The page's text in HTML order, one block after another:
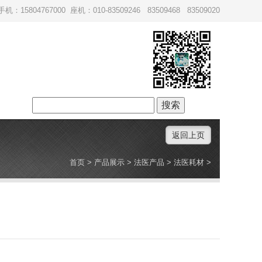
机：15804767000 座机：010-83509246 83509468 83509020
索：
返回上页
首页 > 产品展示 > 法医产品 > 法医耗材 >